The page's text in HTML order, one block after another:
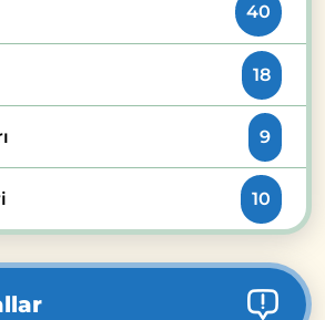
40
18
9
10